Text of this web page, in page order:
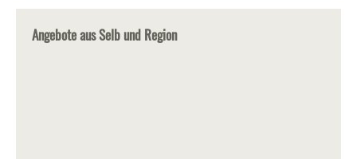
Angebote aus Selb und Region